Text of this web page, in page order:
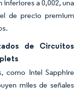
a 0,002, una
de precio premium
de Circuitos
como Intel Sapphire
miles de señales